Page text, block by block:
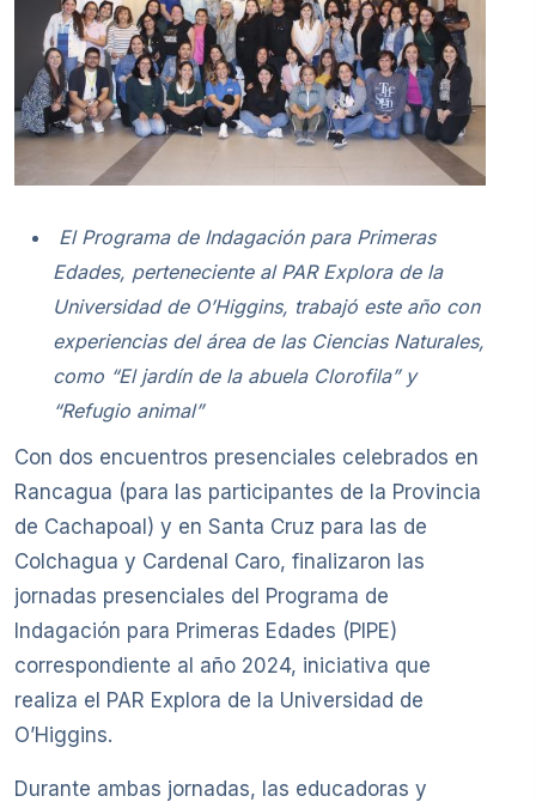
El Programa de Indagación para Primeras
Edades, perteneciente al PAR Explora de la
Universidad de O’Higgins, trabajó este año con
experiencias del área de las Ciencias Naturales,
como “El jardín de la abuela Clorofila” y
“Refugio animal”
Con dos encuentros presenciales celebrados en
Rancagua (para las participantes de la Provincia
de Cachapoal) y en Santa Cruz para las de
Colchagua y Cardenal Caro, finalizaron las
jornadas presenciales del Programa de
Indagación para Primeras Edades (PIPE)
correspondiente al año 2024, iniciativa que
realiza el PAR Explora de la Universidad de
O’Higgins.
Durante ambas jornadas, las educadoras y